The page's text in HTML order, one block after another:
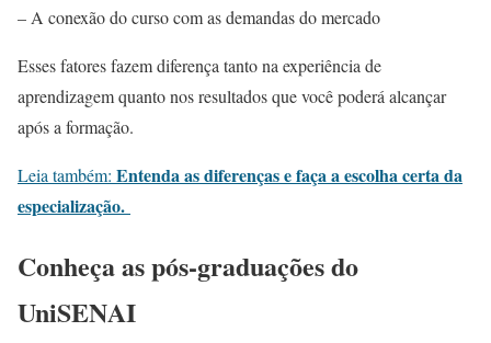
– A conexão do curso com as demandas do mercado
Esses fatores fazem diferença tanto na experiência de
aprendizagem quanto nos resultados que você poderá alcançar
após a formação.
Leia também: Entenda as diferenças e faça a escolha certa da
especialização.
Conheça as pós-graduações do
UniSENAI